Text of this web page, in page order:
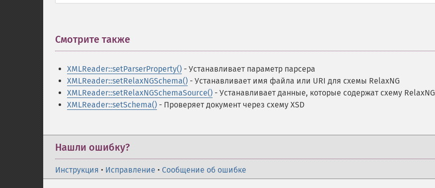
Смотрите также
XMLReader::setParserProperty() - Устанавливает параметр парсера
XMLReader::setRelaxNGSchema() - Устанавливает имя файла или URI для схемы RelaxNG
XMLReader::setRelaxNGSchemaSource() - Устанавливает данные, которые содержат схему RelaxNG
XMLReader::setSchema() - Проверяет документ через схему XSD
Нашли ошибку?
Инструкция • Исправление • Сообщение об ошибке